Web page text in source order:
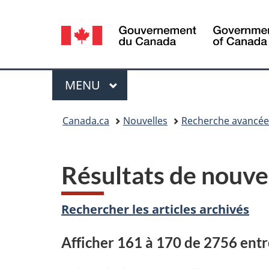
Sélection
de
la
langue
Menu
MENU PRINCIPAL
Canada.ca Nouvelles Recherche
Résultats de
Rechercher les articles archivés
Afficher 161 à 170 de 2756